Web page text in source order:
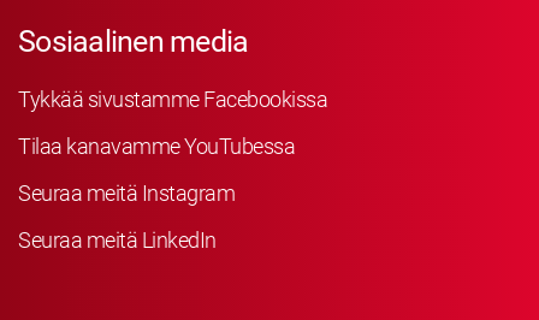
Sosiaalinen media
Tykkää sivustamme Facebookissa
Tilaa kanavamme YouTubessa
Seuraa meitä Instagram
Seuraa meitä LinkedIn